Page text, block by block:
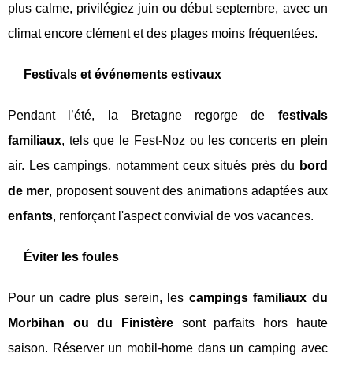
plus calme, privilégiez juin ou début septembre, avec un
climat encore clément et des plages moins fréquentées.
Festivals et événements estivaux
Pendant l’été, la Bretagne regorge de festivals
familiaux, tels que le Fest-Noz ou les concerts en plein
air. Les campings, notamment ceux situés près du bord
de mer, proposent souvent des animations adaptées aux
enfants, renforçant l'aspect convivial de vos vacances.
Éviter les foules
Pour un cadre plus serein, les campings familiaux du
Morbihan ou du Finistèresont parfaits hors haute
saison. Réserver un mobil-home dans un camping avec